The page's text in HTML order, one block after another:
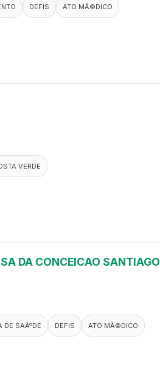
DEFIS
ATO MÃ©DICO
VERDE
DA CONCEICAO SANTIAGO
DE SAÃºDE DEFIS
ATO MÃ©DICO